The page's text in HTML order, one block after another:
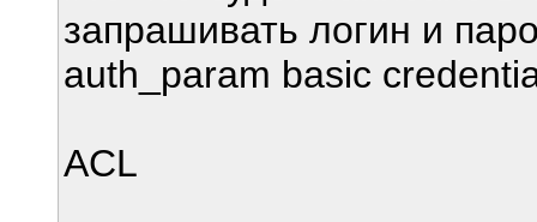
запрашивать логин и
auth_param basic
ACL